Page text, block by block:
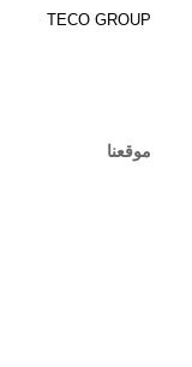
TECO GROUP
موقعنا